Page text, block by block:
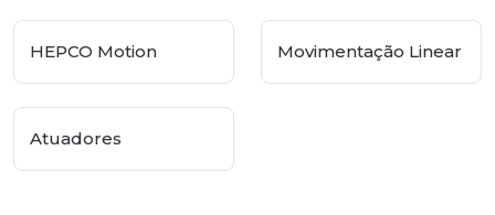
HEPCO Motion Movimentação Linear
Atuadores